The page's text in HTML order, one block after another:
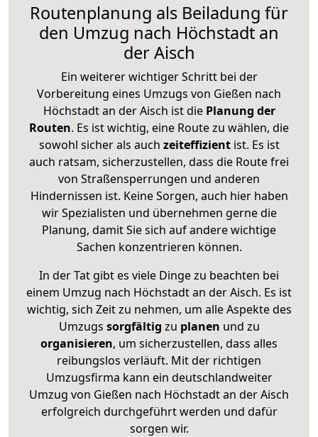
Routenplanung als Beiladung für
den Umzug nach Höchstadt an
der Aisch
Ein weiterer wichtiger Schritt bei der
Vorbereitung eines Umzugs von Gießen nach
Höchstadt an der Aisch ist diePlanung der
Routen. Es ist wichtig, eine Route zu wählen, die
sowohl sicher als auch zeiteffizientist. Es ist
auch ratsam, sicherzustellen, dass die Route frei
von Straßensperrungen und anderen
Hindernissen ist. Keine Sorgen, auch hier haben
wir Spezialisten und übernehmen gerne die
Planung, damit Sie sich auf andere wichtige
Sachen konzentrieren können.
In der Tat gibt es viele Dinge zu beachten bei
einem Umzug nach Höchstadt an der Aisch. Es ist
wichtig, sich Zeit zu nehmen, um alle Aspekte des
Umzugs sorgfältig zu planen und zu
organisieren, um sicherzustellen, dass alles
reibungslos verläuft. Mit der richtigen
Umzugsfirma kann ein deutschlandweiter
Umzug von Gießen nach Höchstadt an der Aisch
erfolgreich durchgeführt werden und dafür
sorgen wir.